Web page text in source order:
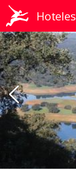
Hoteles